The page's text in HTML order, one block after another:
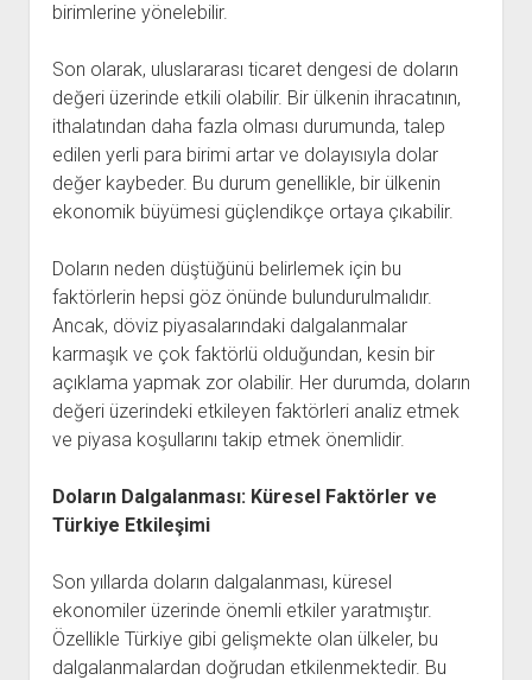
birimlerine yönelebilir.
Son olarak, uluslararası ticaret dengesi de doların
değeri üzerinde etkili olabilir. Bir ülkenin ihracatının,
ithalatından daha fazla olması durumunda, talep
edilen yerli para birimi artar ve dolayısıyla dolar
değer kaybeder. Bu durum genellikle, bir ülkenin
ekonomik büyümesi güçlendikçe ortaya çıkabilir.
Doların neden düştüğünü belirlemek için bu
faktörlerin hepsi göz önünde bulundurulmalıdır.
Ancak, döviz piyasalarındaki dalgalanmalar
karmaşık ve çok faktörlü olduğundan, kesin bir
açıklama yapmak zor olabilir. Her durumda, doların
değeri üzerindeki etkileyen faktörleri analiz etmek
ve piyasa koşullarını takip etmek önemlidir.
Doların Dalgalanması: Küresel Faktörler ve
Türkiye Etkileşimi
Son yıllarda doların dalgalanması, küresel
ekonomiler üzerinde önemli etkiler yaratmıştır.
Özellikle Türkiye gibi gelişmekte olan ülkeler, bu
dalgalanmalardan doğrudan etkilenmektedir. Bu